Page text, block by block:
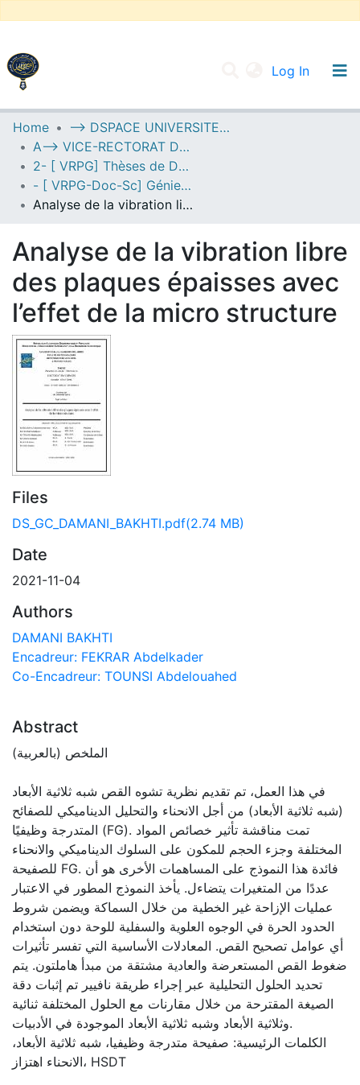
Log In
UNIVERSITY OF D.L SIDI BEL ABBES
Communities & Collections
All of DSpace
Statistics
Home
--> DSPACE UNIVERSITE DJILALLI LIABES DE SIDI BEL ABBES
A--> VICE-RECTORAT DE LA POST-GRADUATION
2- [ VRPG] Thèses de Doctorat en Sciences
- [ VRPG-Doc-Sc] Génie civil --- هندسة مدنية
Analyse de la vibration libre des plaques épaisses avec l’effet de la micro structure
Analyse de la vibration libre
des plaques épaisses avec
l’effet de la micro structure
Files
DS_GC_DAMANI_BAKHTI.pdf(2.74 MB)
Date
2021-11-04
Authors
DAMANI BAKHTI
Encadreur: FEKRAR Abdelkader
Co-Encadreur: TOUNSI Abdelouahed
Abstract
الملخص (بالعربية)
في هذا العمل، تم تقديم نظرية تشوه القص شبه ثلاثية الأبعاد
(شبه ثلاثية الأبعاد) من أجل الانحناء والتحليل الديناميكي للصفائح
المتدرجة وظيفيًا (FG). تمت مناقشة تأثير خصائص المواد
المختلفة وجزء الحجم للمكون على السلوك الديناميكي والانحناء
للصفيحة FG. فائدة هذا النموذج على المساهمات الأخرى هو أن
عددًا من المتغيرات يتضاءل. يأخذ النموذج المطور في الاعتبار
عمليات الإزاحة غير الخطية من خلال السماكة ويضمن شروط
الحدود الحرة في الوجوه العلوية والسفلية للوحة دون استخدام
أي عوامل تصحيح القص. المعادلات الأساسية التي تفسر تأثيرات
ضغوط القص المستعرضة والعادية مشتقة من مبدأ هاملتون. يتم
تحديد الحلول التحليلية عبر إجراء طريقة نافيير تم إثبات دقة
الصيغة المقترحة من خلال مقارنات مع الحلول المختلفة ثنائية
وثلاثية الأبعاد وشبه ثلاثية الأبعاد الموجودة في الأدبيات.
الكلمات الرئيسية: صفيحة متدرجة وظيفيا، شبه ثلاثية الأبعاد،
الانحناء اهتزاز، HSDT